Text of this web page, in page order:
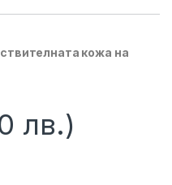
кожа на
лв.)